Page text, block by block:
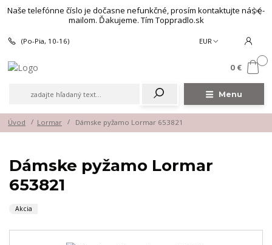
Naše telefónne číslo je dočasne nefunkčné, prosím kontaktujte nás e-
mailom. Ďakujeme. Tím Toppradlo.sk
Menu
EUR
(Po-Pia, 10-16)
0 €
Úvod Lormar Dámske pyžamo Lormar 653821
Dámske pyžamo Lormar
653821
Akcia